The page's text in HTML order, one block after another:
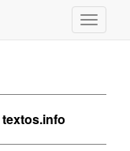
textos.info